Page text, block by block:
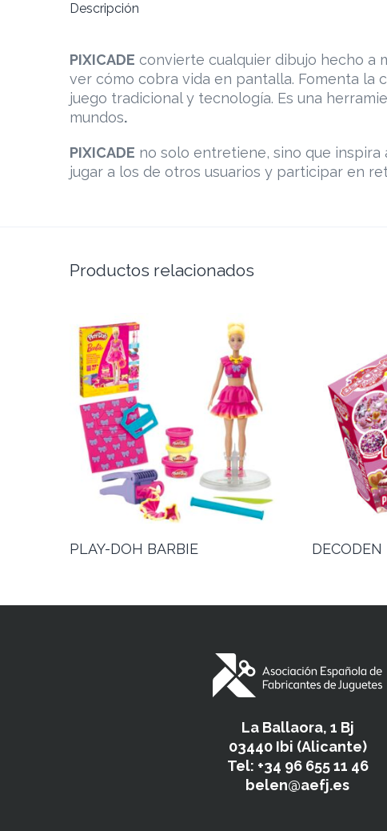
Descripción
PIXICADE convierte cualquier dibujo hecho a
ver cómo cobra vida en pantalla. Fomenta la
juego tradicional y tecnología. Es una
mundos.
PIXICADE no solo entretiene, sino que
jugar a los de otros usuarios y participar en
Productos relacionados
PLAY-DOH BARBIE DECODEN
La Ballaora, 1 Bj
03440 Ibi (Alicante)
Tel: +34 96 655 11 46
belen@aefj.es